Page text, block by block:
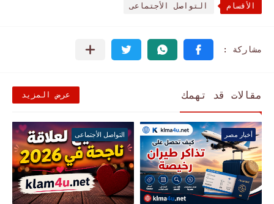
الأقسام التواصل الأجتماعى
مقالات قد تهمك عرض المزيد
أخبار مصر التواصل الأجتماعى